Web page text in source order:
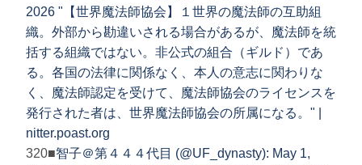
2026 "【世界魔法師協会】１世界の魔法師の互助組
織。外部から勘違いされる場合があるが、魔法師を統
括する組織ではない。非公式の組合（ギルド）であ
る。各国の法律に関係なく、本人の意志に関わりな
く、魔法師認定を受けて、魔法師協会のライセンスを
発行された者は、世界魔法師協会の所属になる。" |
nitter.poast.org
320■智子＠第４４４代目 (@UF_dynasty): May 1,